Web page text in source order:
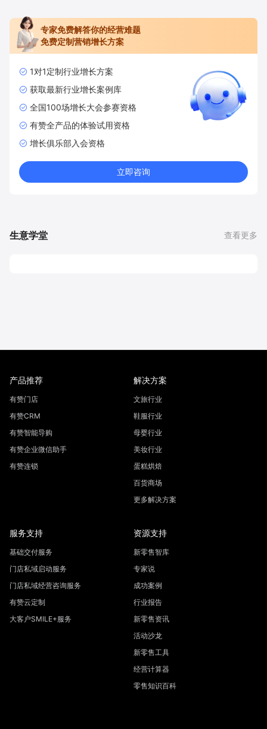
专家免费解答你的经营难题
免费定制营销增长方案
1对1定制行业增长方案
获取最新行业增长案例库
全国100场增长大会参赛资格
有赞全产品的体验试用资格
增长俱乐部入会资格
立即咨询
生意学堂 查看更多
产品推荐
有赞门店
有赞CRM
有赞智能导购
有赞企业微信助手
有赞连锁
解决方案
文旅行业
鞋服行业
母婴行业
美妆行业
蛋糕烘焙
百货商场
更多解决方案
服务支持
基础交付服务
门店私域启动服务
门店私域经营咨询服务
有赞云定制
大客户SMILE+服务
资源支持
新零售智库
专家说
成功案例
行业报告
新零售资讯
活动沙龙
新零售工具
经营计算器
零售知识百科